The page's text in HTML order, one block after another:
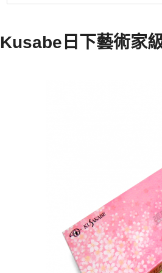
Kusabe日下藝術家